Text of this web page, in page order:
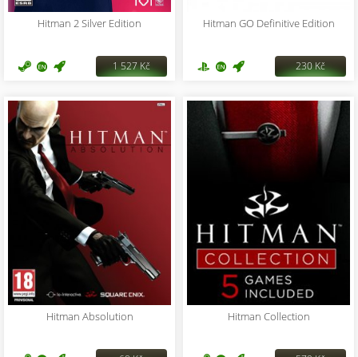
Hitman 2 Silver Edition
1 527 Kč
Hitman GO Definitive Edition
230 Kč
Hitman Absolution Hitman Collection